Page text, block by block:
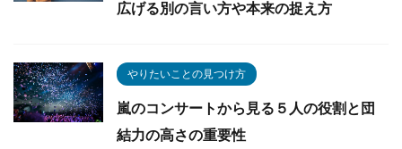
広げる別の言い方や本来の捉え方
やりたいことの見つけ方
嵐のコンサートから見る５人の役割と団
結力の高さの重要性